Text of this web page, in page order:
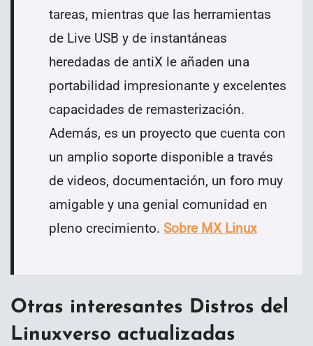
tareas, mientras que las herramientas
de Live USB y de instantáneas
heredadas de antiX le añaden una
portabilidad impresionante y excelentes
capacidades de remasterización.
Además, es un proyecto que cuenta con
un amplio soporte disponible a través
de videos, documentación, un foro muy
amigable y una genial comunidad en
pleno crecimiento. Sobre MX Linux
Otras interesantes Distros del
Linuxverso actualizadas